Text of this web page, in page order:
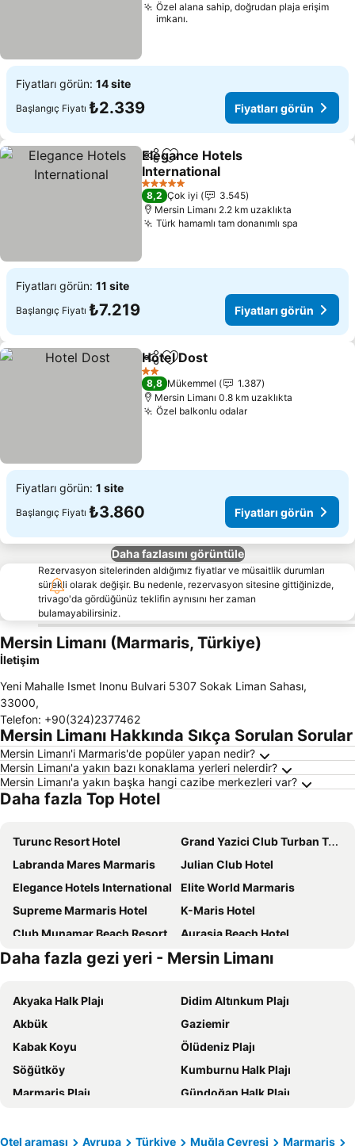
Özel alana sahip, doğrudan plaja erişim
imkanı.
Fiyatları görün: 14 site
Başlangıç Fiyatı ₺2.339 Fiyatları görün
PaylaşFavorilerime ekle
Elegance Hotels
International
5 Yıldız
8,2 Çok iyi
3.545
Mersin Limanı 2.2 km uzaklıkta
Türk hamamlı tam donanımlı spa
Fiyatları görün: 11 site
Başlangıç Fiyatı ₺7.219 Fiyatları görün
PaylaşFavorilerime ekle
Hotel Dost
2 Yıldız
8,8 Mükemmel
1.387
Mersin Limanı 0.8 km uzaklıkta
Özel balkonlu odalar
Fiyatları görün: 1 site
Başlangıç Fiyatı ₺3.860 Fiyatları görün
Daha fazlasını görüntüle
Rezervasyon sitelerinden aldığımız fiyatlar ve müsaitlik durumları
sürekli olarak değişir. Bu nedenle, rezervasyon sitesine gittiğinizde,
trivago'da gördüğünüz teklifin aynısını her zaman
bulamayabilirsiniz.
Mersin Limanı (Marmaris, Türkiye)
İletişim
Yeni Mahalle Ismet Inonu Bulvari 5307 Sokak Liman Sahası,
33000,
Telefon: +90(324)2377462
Mersin Limanı Hakkında Sıkça Sorulan Sorular
Mersin Limanı'i Marmaris'de popüler yapan nedir?
Mersin Limanı'a yakın bazı konaklama yerleri nelerdir?
Mersin Limanı'a yakın başka hangi cazibe merkezleri var?
Daha fazla Top Hotel
Turunc Resort Hotel
Grand Yazici Club Turban Termal
Labranda Mares Marmaris
Julian Club Hotel
Elegance Hotels International
Elite World Marmaris
Supreme Marmaris Hotel
K-Maris Hotel
Club Munamar Beach Resort
Aurasia Beach Hotel
Marmaris Bay Resort - Adults Only
Grand Yazici Marmaris Palace - All Inclusive
Grand Aquarium
Ramitos Butik Hotel
Cettia Beach Resort
Club Karakas
Seren Sari Hotel
Joya Del Mar Hotel
Faros Premium Beach
Moda Beach Otel
Casa De Maris Spa & Resort Hotel
Orka Lotus Beach
Prime Beach Hotel
Golden Rock Beach
Daha fazla gezi yeri - Mersin Limanı
Akyaka Halk Plajı
Didim Altınkum Plajı
Akbük
Gaziemir
Kabak Koyu
Ölüdeniz Plajı
Söğütköy
Kumburnu Halk Plajı
Marmaris Plajı
Gündoğan Halk Plajı
Calis Beach
Kekova
Otel araması Avrupa Türkiye Muğla Çevresi
Marmaris